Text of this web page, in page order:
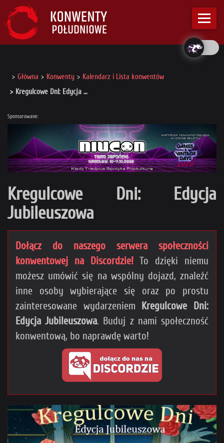
Główna Konwenty
Kalendarz i Lista konwentów
Kregulcowe Dni: Edycja …
Sponsorowane:
Kregulcowe Dni: Edycja
Jubileuszowa
Dołącz do naszego serwera społeczności
konwentowej na Discordzie!To dzięki niemu
możesz umówić się na wspólny dojazd, znaleźć
inne osoby wybierające się oraz po prostu
zainteresowane wydarzeniem Kregulcowe Dni:
Edycja Jubileuszowa. Buduj z nami społeczność
konwentową, bo naprawdę warto!